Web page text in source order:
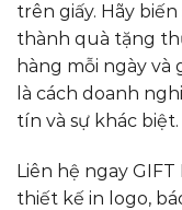
trên giấy. Hãy
thành quà tặng
hàng mỗi ngày
là cách doanh
tín và sự khác biệt.
Liên hệ ngay
thiết kế in logo,